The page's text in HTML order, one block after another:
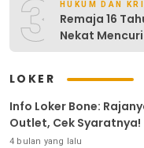
3 HUKUM DAN
Remaja 16
Nekat
LOKER
Info Loker Bone:
Outlet, Cek Syaratnya!
4 bulan yang lalu